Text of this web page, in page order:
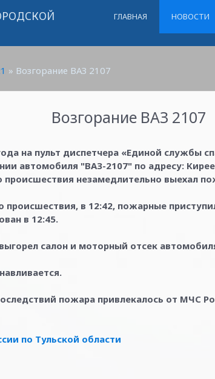
ГЛАВНАЯ НОВОСТИ
» Возгорание ВАЗ 2107
Возгорание ВАЗ 2107
на пульт диспетчера «Единой службы
автомобиля "ВАЗ-2107" по адресу:
незамедлительно выехал
происшествия, в 12:42, пожарные
в 12:45.
салон и моторный отсек
пожара привлекалось от МЧС
по Тульской области